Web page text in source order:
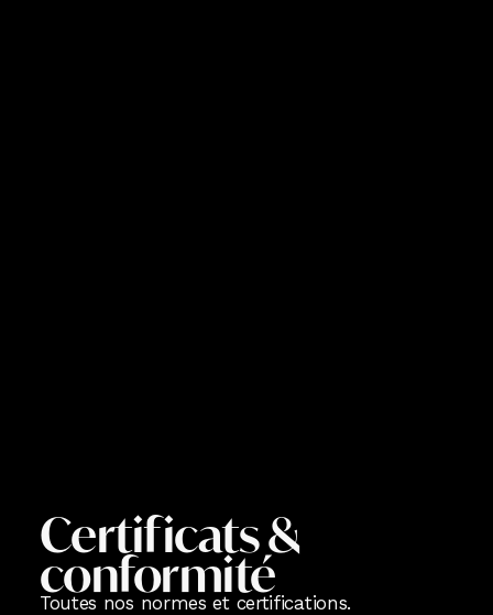
Certificats &
conformité
Toutes nos normes et certifications.